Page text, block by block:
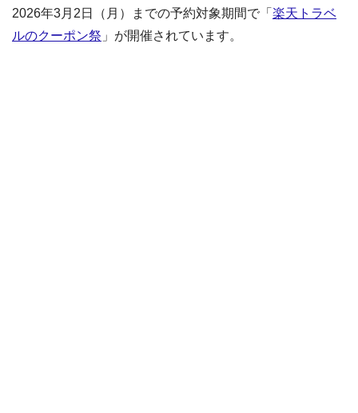
2026年3月2日（月）までの予約対象期間で「 楽天トラベ
ルのクーポン祭 」が開催されています。